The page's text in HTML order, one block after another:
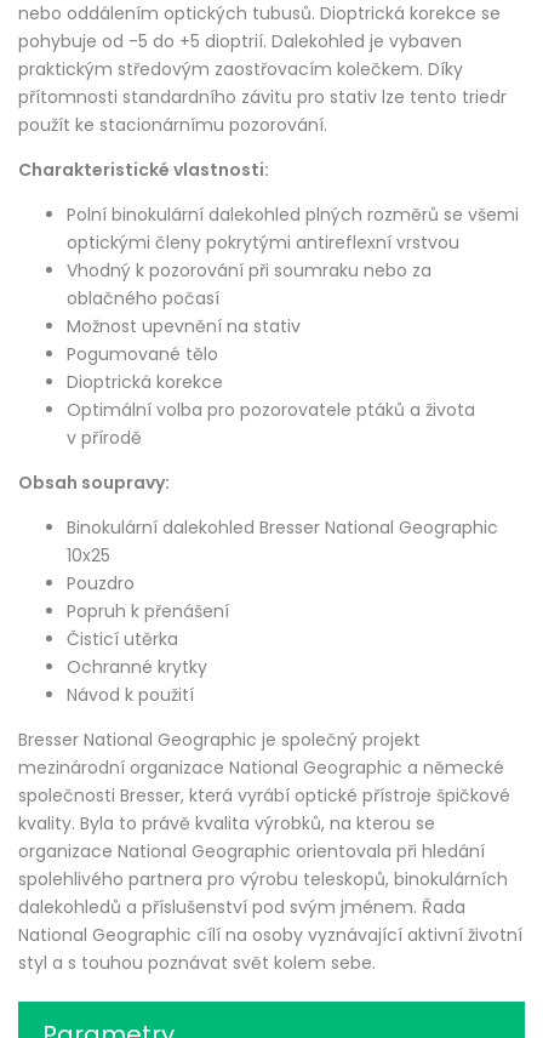
nebo oddálením optických tubusů. Dioptrická korekce se
pohybuje od -5 do +5 dioptrií. Dalekohled je vybaven
praktickým středovým zaostřovacím kolečkem. Díky
přítomnosti standardního závitu pro stativ lze tento triedr
použít ke stacionárnímu pozorování.
Charakteristické vlastnosti:
Polní binokulární dalekohled plných rozměrů se všemi
optickými členy pokrytými antireflexní vrstvou
Vhodný k pozorování při soumraku nebo za
oblačného počasí
Možnost upevnění na stativ
Pogumované tělo
Dioptrická korekce
Optimální volba pro pozorovatele ptáků a života
v přírodě
Obsah soupravy:
Binokulární dalekohled Bresser National Geographic
10x25
Pouzdro
Popruh k přenášení
Čisticí utěrka
Ochranné krytky
Návod k použití
Bresser National Geographic je společný projekt
mezinárodní organizace National Geographic a německé
společnosti Bresser, která vyrábí optické přístroje špičkové
kvality. Byla to právě kvalita výrobků, na kterou se
organizace National Geographic orientovala při hledání
spolehlivého partnera pro výrobu teleskopů, binokulárních
dalekohledů a příslušenství pod svým jménem. Řada
National Geographic cílí na osoby vyznávající aktivní životní
styl a s touhou poznávat svět kolem sebe.